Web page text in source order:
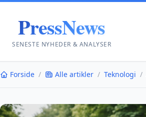
PressNews
SENESTE NYHEDER & ANALYSER
Forside / Alle artikler / Teknologi /